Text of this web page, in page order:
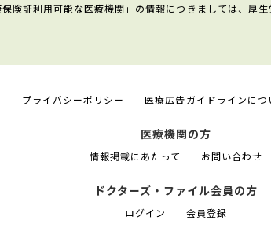
険証利用可能な医療機関」の情報につきましては、厚
プライバシーポリシー 医療広告ガイドラインにつ
医療機関の方
情報掲載にあたって お問い合わせ
ドクターズ・ファイル会員の方
ログイン 会員登録